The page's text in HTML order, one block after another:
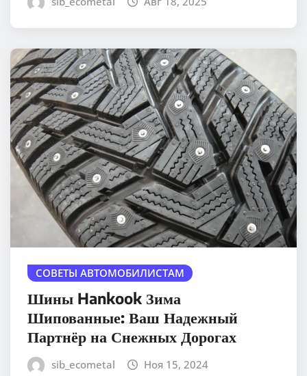
СОВЕТЫ АВТОМОБИЛИСТАМ
Шины Hankook Зима
Шипованные: Ваш Надежный
Партнёр на Снежных Дорогах
sib_ecometal Ноя 15, 2024